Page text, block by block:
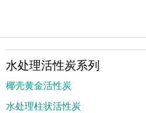
水处理活性炭系列
椰壳黄金活性炭
水处理柱状活性炭